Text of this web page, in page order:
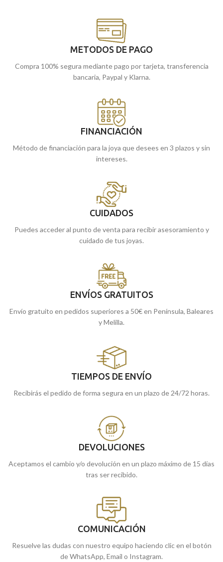
METODOS DE PAGO
Compra 100% segura mediante pago por tarjeta, transferencia
bancaria, Paypal y Klarna.
FINANCIACIÓN
Método de financiación para la joya que desees en 3 plazos y sin
intereses.
CUIDADOS
Puedes acceder al punto de venta para recibir asesoramiento y
cuidado de tus joyas.
ENVÍOS GRATUITOS
Envío gratuito en pedidos superiores a 50€ en Península, Baleares
y Melilla.
TIEMPOS DE ENVÍO
Recibirás el pedido de forma segura en un plazo de 24/72 horas.
DEVOLUCIONES
Aceptamos el cambio y/o devolución en un plazo máximo de 15 días
tras ser recibido.
COMUNICACIÓN
Resuelve las dudas con nuestro equipo haciendo clic en el botón
de WhatsApp, Email o Instagram.